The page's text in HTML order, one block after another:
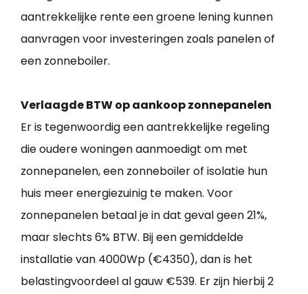
aantrekkelijke rente een groene lening kunnen
aanvragen voor investeringen zoals panelen of
een zonneboiler.
Verlaagde BTW op aankoop zonnepanelen
Er is tegenwoordig een aantrekkelijke regeling
die oudere woningen aanmoedigt om met
zonnepanelen, een zonneboiler of isolatie hun
huis meer energiezuinig te maken. Voor
zonnepanelen betaal je in dat geval geen 21%,
maar slechts 6% BTW. Bij een gemiddelde
installatie van 4000Wp (€4350), dan is het
belastingvoordeel al gauw €539. Er zijn hierbij 2